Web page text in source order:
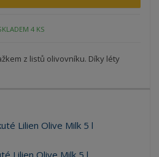
4 KS
z listů olivovníku. Díky léty
Lilien Olive Milk 5 l